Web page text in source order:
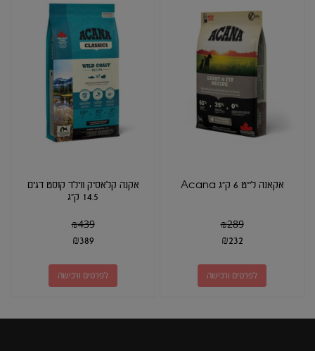
אקאנה לייט 6 ק"ג Acana
₪289
₪232
לפרטים ורכישה
אקנה קלאסיק ווילד קוסט דגים
14.5 ק"ג
₪439
₪389
לפרטים ורכישה